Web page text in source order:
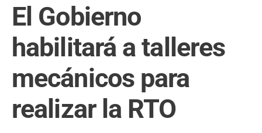
El Gobierno
habilitará a talleres
mecánicos para
realizar la RTO